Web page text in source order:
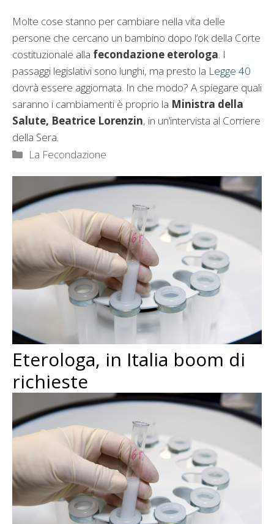
Molte cose stanno per cambiare nella vita delle
persone che cercano un bambino dopo l’ok della Corte
costituzionale alla fecondazione eterologa. I
passaggi legislativi sono lunghi, ma presto la Legge 40
dovrà essere aggiornata. In che modo? A spiegare quali
saranno i cambiamenti è proprio la Ministra della
Salute, Beatrice Lorenzin, in un’intervista al Corriere
della Sera.
Categorie
La Fecondazione
Eterologa, in Italia boom di
richieste